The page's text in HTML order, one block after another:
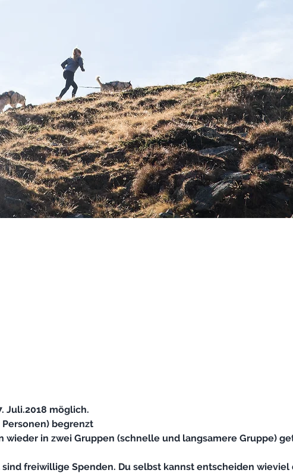
Juli.2018 möglich.
-Die Teilnehmeranzahl ist pro Team (25 Personen) begrenzt
wieder in zwei Gruppen (schnelle und langsamere Gruppe)
sind freiwillige Spenden. Du selbst kannst entscheiden wieviel